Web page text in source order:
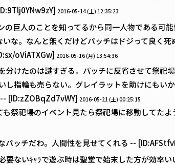
2016-05-14 (土) 12:35:23
の巨人のことを知ってるから同一人物である可
な。なんと無くだけどパッチはドジって良く
oViATXGw] 2016-05-16 (月) 13:54:36
分けたのは謎すぎる。パッチに反省させて祭祀
し指輪も売らない。グレイラットを助けにもい
[ID:zZOBqZd7vWY] 2016-05-21 (土) 00:25:15
も祭祀場のイベント見たら祭祀場に移動してた
パッチだわ。人間性を見せてくれる --
要ないｷｬﾗで遊ぶ時は聖堂で始末した方が効率